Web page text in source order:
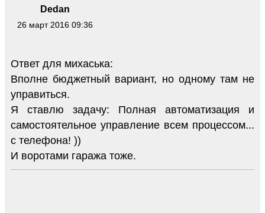
Dedan
26 март 2016 09:36
Ответ для михаська:
Вполне бюджетный вариант, но одному там не
управиться.
Я ставлю задачу: Полная автоматизация и
самостоятельное управление всем процессом...
с телефона! ))
И воротами гаража тоже.